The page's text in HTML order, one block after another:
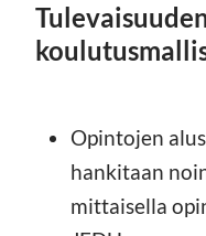
Opintojen
hankitaan
mittaisella